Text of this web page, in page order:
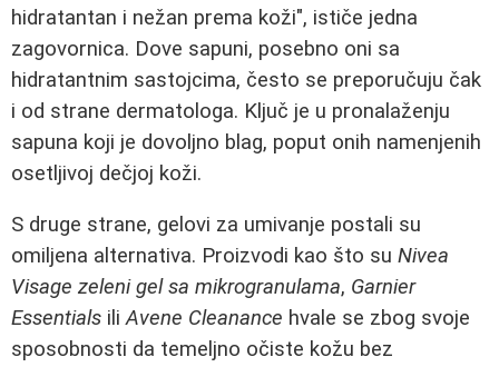
hidratantan i nežan prema koži", ističe jedna
zagovornica. Dove sapuni, posebno oni sa
hidratantnim sastojcima, često se preporučuju čak
i od strane dermatologa. Ključ je u pronalaženju
sapuna koji je dovoljno blag, poput onih namenjenih
osetljivoj dečjoj koži.
S druge strane, gelovi za umivanje postali su
omiljena alternativa. Proizvodi kao što su Nivea
Visage zeleni gel sa mikrogranulama, Garnier
Essentials iliAvene Cleanance hvale se zbog svoje
sposobnosti da temeljno očiste kožu bez